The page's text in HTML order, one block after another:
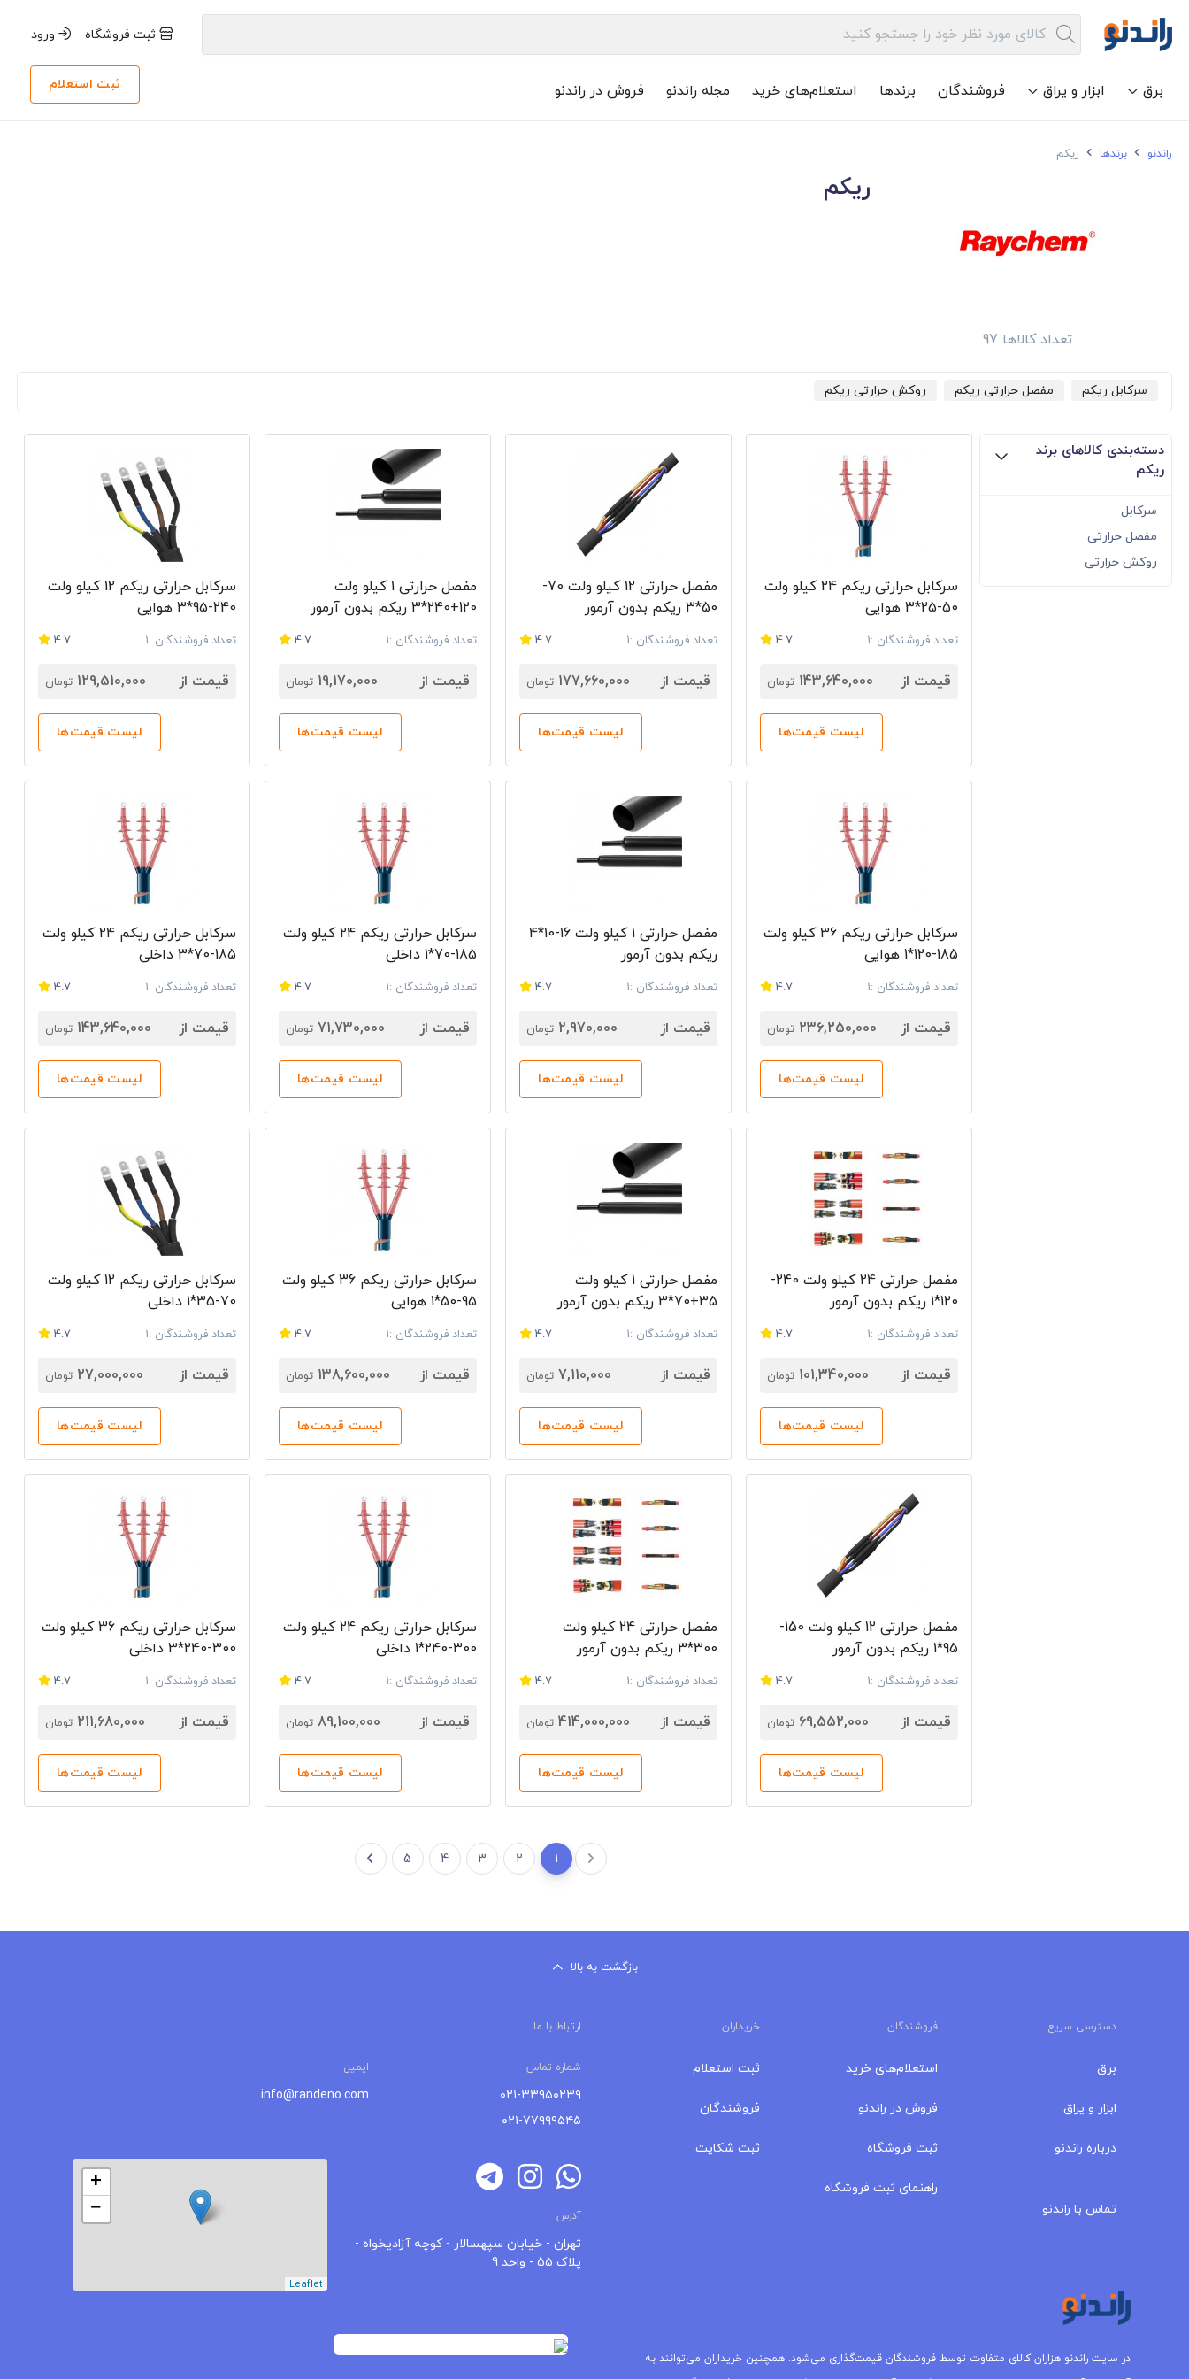
ثبت فروشگاه ورود
برق ابزار و یراق فروشندگان برندها استعلام‌های خرید مجله راندنو فروش در راندنو ثبت استعلام
راندنو برندها ریکم
تعداد کالاها 97
ریکم
سرکابل ریکم مفصل حرارتی ریکم روکش حرارتی ریکم
دسته‌بندی کالاهای برند
ریکم
سرکابل
مفصل حرارتی
روکش حرارتی
سرکابل حرارتی ریکم 24 کیلو ولت
50-25*3 هوایی
تعداد فروشندگان :1 4.7
قیمت از 143,640,000 تومان
لیست قیمت‌ها
مفصل حرارتی 12 کیلو ولت 70-
50*3 ریکم بدون آرمور
تعداد فروشندگان :1 4.7
قیمت از 177,660,000 تومان
لیست قیمت‌ها
مفصل حرارتی 1 کیلو ولت
120+240*3 ریکم بدون آرمور
تعداد فروشندگان :1 4.7
قیمت از 19,170,000 تومان
لیست قیمت‌ها
سرکابل حرارتی ریکم 12 کیلو ولت
240-95*3 هوایی
تعداد فروشندگان :1 4.7
قیمت از 129,510,000 تومان
لیست قیمت‌ها
سرکابل حرارتی ریکم 36 کیلو ولت
185-120*1 هوایی
تعداد فروشندگان :1 4.7
قیمت از 236,250,000 تومان
لیست قیمت‌ها
مفصل حرارتی 1 کیلو ولت 16-10*4
ریکم بدون آرمور
تعداد فروشندگان :1 4.7
قیمت از 2,970,000 تومان
لیست قیمت‌ها
سرکابل حرارتی ریکم 24 کیلو ولت
185-70*1 داخلی
تعداد فروشندگان :1 4.7
قیمت از 71,730,000 تومان
لیست قیمت‌ها
سرکابل حرارتی ریکم 24 کیلو ولت
185-70*3 داخلی
تعداد فروشندگان :1 4.7
قیمت از 143,640,000 تومان
لیست قیمت‌ها
مفصل حرارتی 24 کیلو ولت 240-
120*1 ریکم بدون آرمور
تعداد فروشندگان :1 4.7
قیمت از 101,340,000 تومان
لیست قیمت‌ها
مفصل حرارتی 1 کیلو ولت
35+70*3 ریکم بدون آرمور
تعداد فروشندگان :1 4.7
قیمت از 7,110,000 تومان
لیست قیمت‌ها
سرکابل حرارتی ریکم 36 کیلو ولت
95-50*1 هوایی
تعداد فروشندگان :1 4.7
قیمت از 138,600,000 تومان
لیست قیمت‌ها
سرکابل حرارتی ریکم 12 کیلو ولت
70-35*1 داخلی
تعداد فروشندگان :1 4.7
قیمت از 27,000,000 تومان
لیست قیمت‌ها
مفصل حرارتی 12 کیلو ولت 150-
95*1 ریکم بدون آرمور
تعداد فروشندگان :1 4.7
قیمت از 69,552,000 تومان
لیست قیمت‌ها
مفصل حرارتی 24 کیلو ولت
300*3 ریکم بدون آرمور
تعداد فروشندگان :1 4.7
قیمت از 414,000,000 تومان
لیست قیمت‌ها
سرکابل حرارتی ریکم 24 کیلو ولت
300-240*1 داخلی
تعداد فروشندگان :1 4.7
قیمت از 89,100,000 تومان
لیست قیمت‌ها
سرکابل حرارتی ریکم 36 کیلو ولت
300-240*3 داخلی
تعداد فروشندگان :1 4.7
قیمت از 211,680,000 تومان
لیست قیمت‌ها
1
2
3
4
5
بازگشت به بالا
دسترسی سریع فروشندگان خریداران ارتباط با ما
برق
ابزار و یراق
درباره‌ راندنو
تماس با راندنو
استعلام‌های خرید
فروش در راندنو
ثبت فروشگاه
راهنمای ثبت فروشگاه
ثبت استعلام
فروشندگان
ثبت شکایت
شماره تماس ایمیل
۰۲۱-۳۳۹۵۰۲۳۹
۰۲۱-۷۷۹۹۹۵۴۵
info@randeno.com
آدرس
تهران - خیابان سپهسالار - کوچه آزادیخواه -
پلاک 55 - واحد 9
+
−
Leaflet
در سایت راندنو هزاران کالای متفاوت توسط فروشندگان قیمت‌گذاری می‌شود. همچنین خریداران می‌توانند به